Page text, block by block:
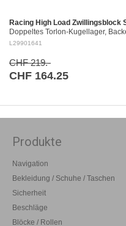
Racing High Load Zwillingsblock
Doppeltes Torlon-Kugellager,
gefrästem Aluminium Ø 60 mm.
L29901641
CHF 219.-
CHF 164.25
Produkte
Navigation
Bekleidung / Schuhe / Taschen
Sicherheit
Beschläge
Blöcke / Rollen